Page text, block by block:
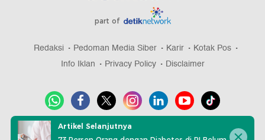
part of
Redaksi Pedoman Media Siber Karir
Kotak Pos
Info Iklan
Privacy Policy Disclaimer
Download aplikasi detikcom
Artikel Selanjutnya